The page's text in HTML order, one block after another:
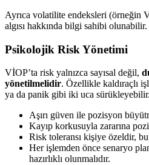
Ayrıca volatilite endeksleri (örneğin
algısı hakkında bilgi sahibi olunabilir.
Psikolojik Risk Yönetimi
VİOP’ta risk yalnızca sayısal değil,
yönetilmelidir. Özellikle kaldıraçlı
ya da panik gibi iki uca sürükleyebilir.
Aşırı güven ile pozisyon
Kayıp korkusuyla zararına
Risk toleransı kişiye özeldir,
Her işlemden önce senaryo
hazırlıklı olunmalıdır.